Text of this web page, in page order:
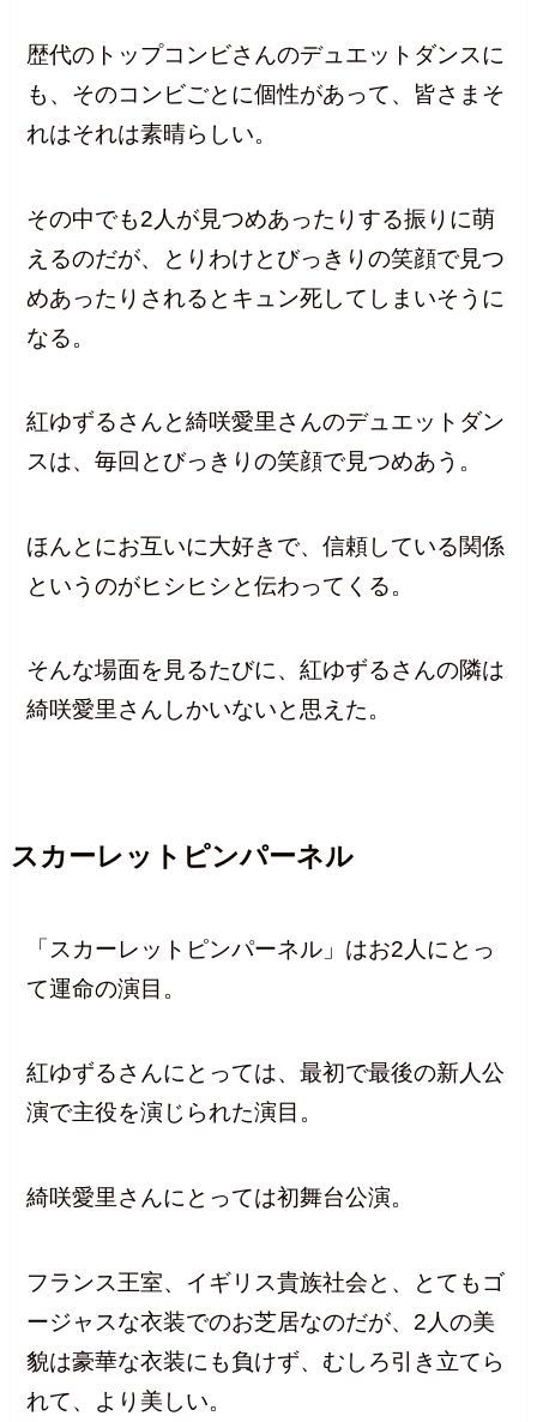
歴代のトップコンビさんのデュエットダンスに
も、そのコンビごとに個性があって、皆さまそ
れはそれは素晴らしい。
その中でも2人が見つめあったりする振りに萌
えるのだが、とりわけとびっきりの笑顔で見つ
めあったりされるとキュン死してしまいそうに
なる。
紅ゆずるさんと綺咲愛里さんのデュエットダン
スは、毎回とびっきりの笑顔で見つめあう。
ほんとにお互いに大好きで、信頼している関係
というのがヒシヒシと伝わってくる。
そんな場面を見るたびに、紅ゆずるさんの隣は
綺咲愛里さんしかいないと思えた。
スカーレットピンパーネル
「スカーレットピンパーネル」はお2人にとっ
て運命の演目。
紅ゆずるさんにとっては、最初で最後の新人公
演で主役を演じられた演目。
綺咲愛里さんにとっては初舞台公演。
フランス王室、イギリス貴族社会と、とてもゴ
ージャスな衣装でのお芝居なのだが、2人の美
貌は豪華な衣装にも負けず、むしろ引き立てら
れて、より美しい。